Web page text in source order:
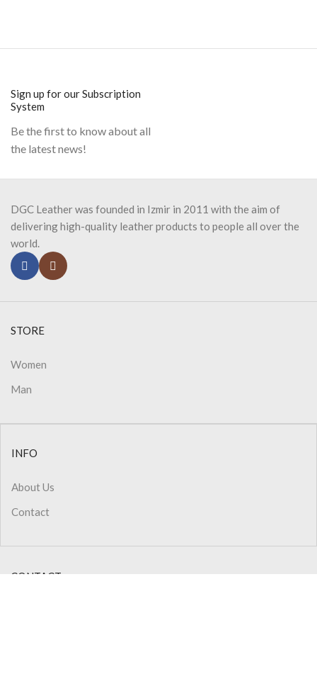
Sign up for our Subscription
System
Be the first to know about all
the latest news!
DGC Leather was founded in Izmir in 2011 with the aim of
delivering high-quality leather products to people all over the
world.
STORE
Women
Man
INFO
About Us
Contact
CONTACT